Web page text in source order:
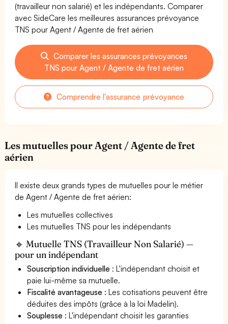
(travailleur non salarié) et les indépendants. Comparer
avec SideCare les meilleures assurances prévoyance
TNS pour Agent / Agente de fret aérien
Comparer les assurances prévoyances
TNS pour Agent / Agente de fret aérien
Comprendre l'assurance prévoyance
Les mutuelles pour Agent / Agente de fret
aérien
Il existe deux grands types de mutuelles pour le métier
de Agent / Agente de fret aérien:
Les mutuelles collectives
Les mutuelles TNS pour les indépendants
🔹 Mutuelle TNS (Travailleur Non Salarié) —
pour un indépendant
Souscription individuelle : L'indépendant choisit et
paie lui-même sa mutuelle.
Fiscalité avantageuse : Les cotisations peuvent être
déduites des impôts (grâce à la loi Madelin).
Souplesse : L'indépendant choisit les garanties